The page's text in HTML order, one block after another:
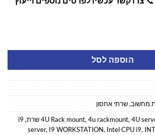
הוספה לסל
מחשוב,שרתי אחסון
4U Rack mount,4u rackmount,4U
,
i9
server, I9 WORKSTATION, Intel CPU i9,